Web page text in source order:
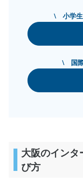
\ 小学生
\ 国
大阪のイン
び方